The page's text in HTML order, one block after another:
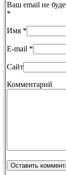
Ваш email не
*
Имя *
E-mail *
Сайт
Комментарий